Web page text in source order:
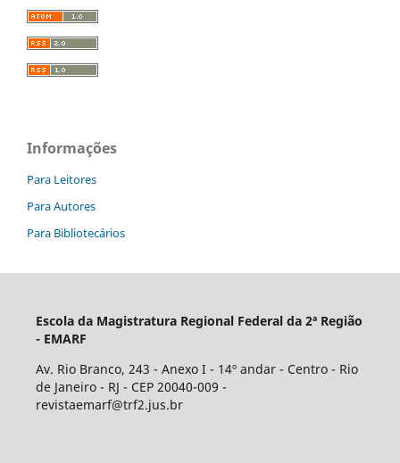
Informações
Para Leitores
Para Autores
Para Bibliotecários
Escola da Magistratura Regional Federal da 2ª Região
- EMARF
Av. Rio Branco, 243 - Anexo I - 14º andar - Centro - Rio
de Janeiro - RJ - CEP 20040-009 -
revistaemarf@trf2.jus.br